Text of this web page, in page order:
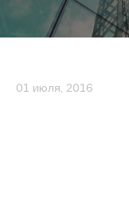
01 июля, 2016